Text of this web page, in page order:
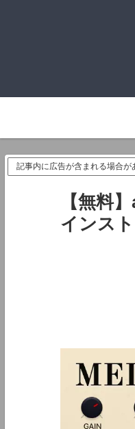
記事内に広告が含まれる場合が
【無料
インス